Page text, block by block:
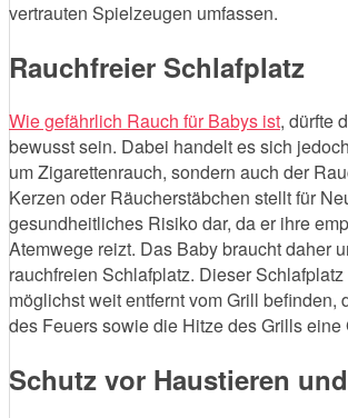
vertrauten Spielzeugen umfassen.
Rauchfreier Schlafplatz
Wie gefährlich Rauch für Babys ist, dürfte
bewusst sein. Dabei handelt es sich
um Zigarettenrauch, sondern auch der
Kerzen oder Räucherstäbchen stellt für
gesundheitliches Risiko dar, da er ihre
Atemwege reizt. Das Baby braucht daher
rauchfreien Schlafplatz. Dieser
möglichst weit entfernt vom Grill befinden,
des Feuers sowie die Hitze des Grills eine
Schutz vor Haustieren